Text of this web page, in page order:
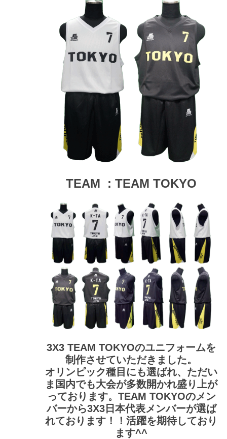
TEAM : TEAM TOKYO
3X3 TEAM TOKYOのユニフォームを
制作させていただきました。
オリンピック種目にも選ばれ、ただい
ま国内でも大会が多数開かれ盛り上が
っております。TEAM TOKYOのメン
バーから3X3日本代表メンバーが選ば
れております！！活躍を期待しており
ます^^